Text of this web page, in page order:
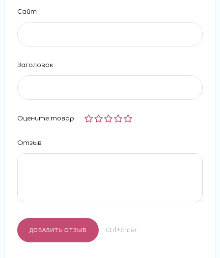
Сайт
Заголовок
Оцените товар
Отзыв
Ctrl+Enter